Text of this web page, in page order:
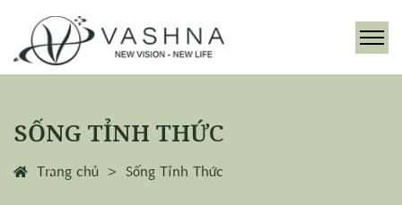
SỐNG TỈNH THỨC
Trang chủ Sống Tỉnh Thức